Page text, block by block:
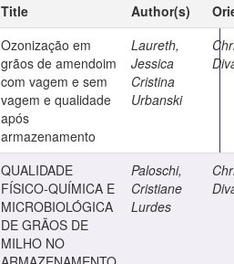
Title Author(s)
Ozonização em
grãos de amendoim
com vagem e sem
vagem e qualidade
após
armazenamento
Laureth,
Jessica
Cristina
Urbanski
QUALIDADE
FÍSICO-QUÍMICA E
MICROBIOLÓGICA
DE GRÃOS DE
MILHO NO
Paloschi,
Cristiane
Lurdes